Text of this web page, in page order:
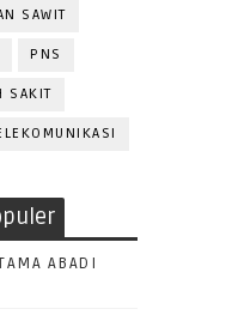
SAWIT
PNS
SAKIT
ABADI